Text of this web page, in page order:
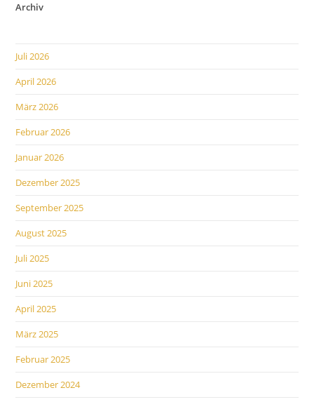
Archiv
Juli 2026
April 2026
März 2026
Februar 2026
Januar 2026
Dezember 2025
September 2025
August 2025
Juli 2025
Juni 2025
April 2025
März 2025
Februar 2025
Dezember 2024